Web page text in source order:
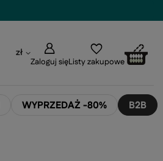
zł
Zaloguj sięListy zakupowe
WYPRZEDAŻ -80% B2B